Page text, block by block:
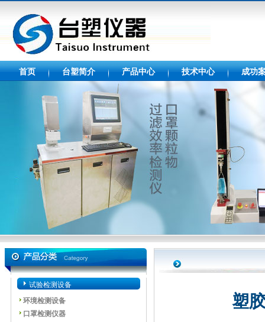
首页 台塑简介 产品中心 技术中心 成功
试验检测设备
环境检测设备
口罩检测仪器
塑